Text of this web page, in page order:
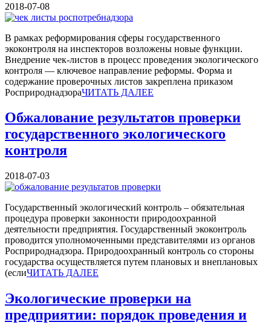
2018-07-08
В рамках реформирования сферы государственного
экоконтроля на инспекторов возложены новые функции.
Внедрение чек-листов в процесс проведения экологического
контроля — ключевое направление реформы. Форма и
содержание проверочных листов закреплена приказом
РосприроднадзораЧИТАТЬ ДАЛЕЕ
Обжалование результатов проверки
государственного экологического
контроля
2018-07-03
Государственный экологический контроль – обязательная
процедура проверки законности природоохранной
деятельности предприятия. Государственный экоконтроль
проводится уполномоченными представителями из органов
Росприроднадзора. Природоохранный контроль со стороны
государства осуществляется путем плановых и внеплановых
(еслиЧИТАТЬ ДАЛЕЕ
Экологические проверки на
предприятии: порядок проведения и